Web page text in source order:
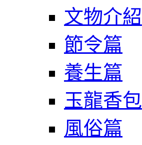
文物介紹
節令篇
養生篇
玉龍香包
風俗篇